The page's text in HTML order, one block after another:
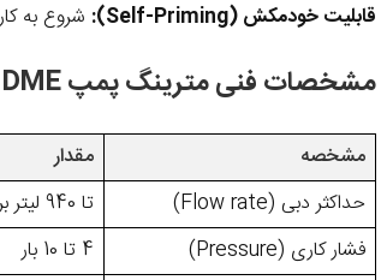
قابلیت خودمکش (Self-Priming):
شروع به
مشخصات فنی مترینگ پمپ Grundfos DME
مشخصه
مقدار
حداکثر دبی (Flow rate)
تا 940 لیتر بر ساعت
فشار کاری (Pressure)
4 تا 10 بار